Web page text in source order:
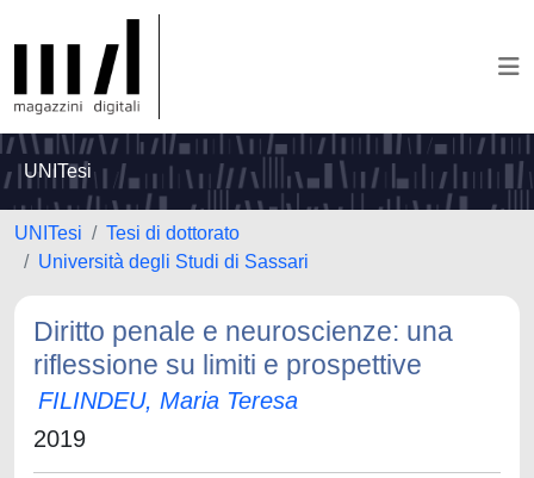
UNITesi
UNITesi
Tesi di dottorato
Università degli Studi di Sassari
Diritto penale e neuroscienze: una
riflessione su limiti e prospettive
FILINDEU, Maria Teresa
2019